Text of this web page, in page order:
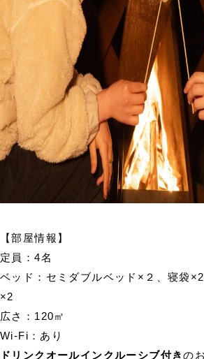
【部屋情報】
定員：4名
ベッド：セミダブルベッド×２、寝袋
×2
広さ：120㎡
Wi-Fi：あり
ドリンクオールインクルーシブ付きの